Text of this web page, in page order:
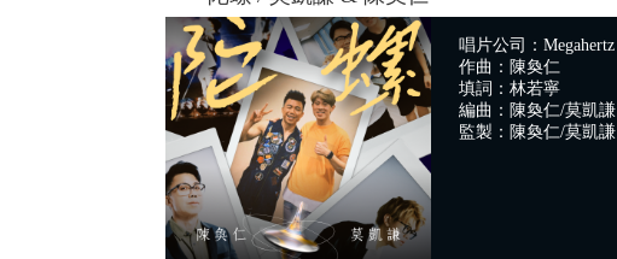
唱片公司：Megahertz
作曲：陳奐仁
填詞：林若寧
編曲：陳奐仁/莫凱謙
監製：陳奐仁/莫凱謙